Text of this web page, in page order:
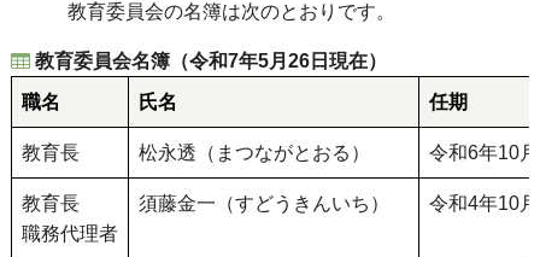
教育委員会の名簿は次のとおりです。
教育委員会名簿（令和7年5月26日現在）
職名
氏名 任期
教育長 松永透（まつながとおる） 令和6年10
教育長
職務代理者
須藤金一（すどうきんいち） 令和4年10